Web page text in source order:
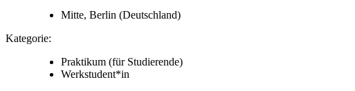
Mitte, Berlin (Deutschland)
Kategorie:
Praktikum (für Studierende)
Werkstudent*in